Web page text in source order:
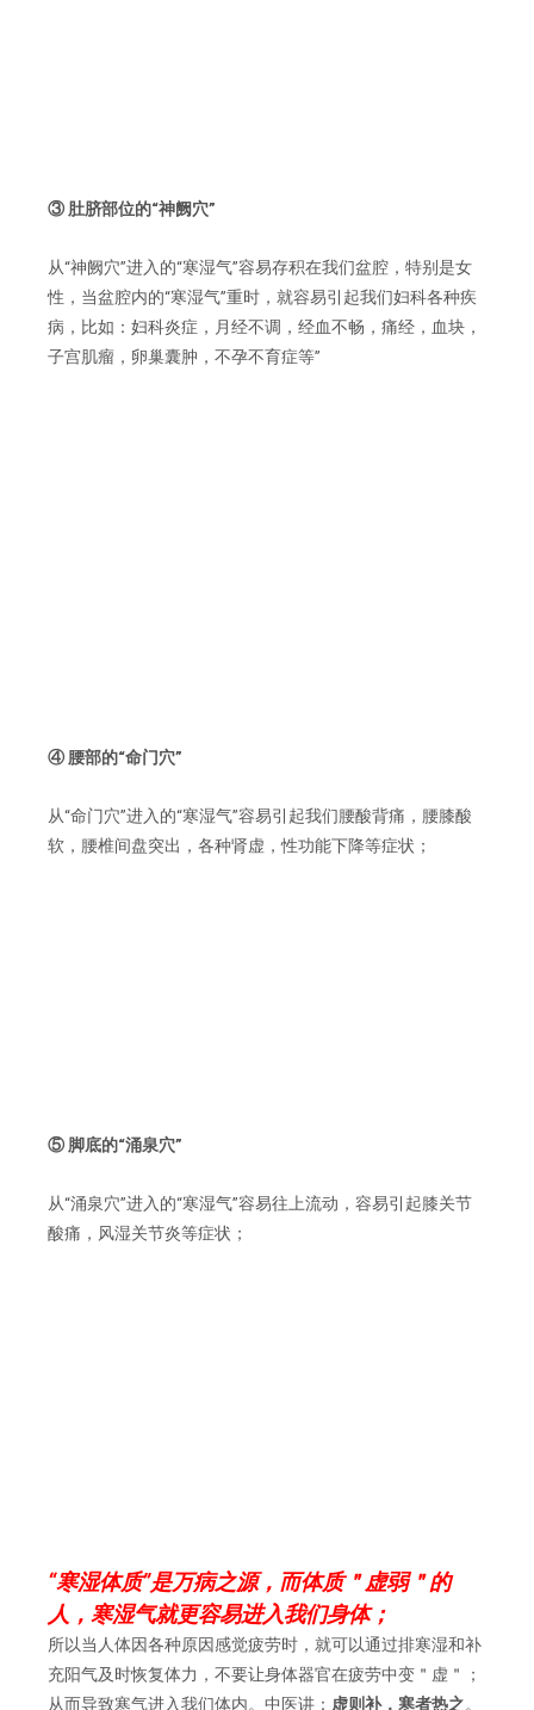
③ 肚脐部位的“神阙穴”
从“神阙穴”进入的“寒湿气”容易存积在我们盆腔，特别是女
性，当盆腔内的“寒湿气”重时，就容易引起我们妇科各种疾
病，比如：妇科炎症，月经不调，经血不畅，痛经，血块，
子宫肌瘤，卵巢囊肿，不孕不育症等”
④ 腰部的“命门穴”
从“命门穴”进入的“寒湿气”容易引起我们腰酸背痛，腰膝酸
软，腰椎间盘突出，各种肾虚，性功能下降等症状；
⑤ 脚底的“涌泉穴”
从“涌泉穴”进入的“寒湿气”容易往上流动，容易引起膝关节
酸痛，风湿关节炎等症状；
“寒湿体质”是万病之源，而体质＂虚弱＂的
人，寒湿气就更容易进入我们身体；
所以当人体因各种原因感觉疲劳时，就可以通过排寒湿和补
充阳气及时恢复体力，不要让身体器官在疲劳中变＂虚＂；
从而导致寒气进入我们体内。中医讲： 虚则补，寒者热之。